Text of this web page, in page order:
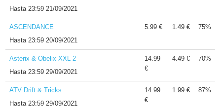
Hasta23:59 21/09/2021
ASCENDANCE
Hasta23:59 20/09/2021
5.99 € 1.49 € 75%
Asterix & Obelix XXL 2
Hasta23:59 29/09/2021
14.99
€
4.49 € 70%
ATV Drift & Tricks
Hasta23:59 29/09/2021
14.99
€
1.99 € 87%